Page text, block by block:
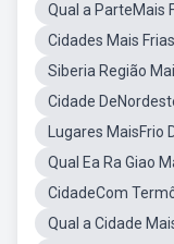
Qual a ParteMais
Cidades Mais
Siberia Região
Cidade
Lugares MaisFrio
Qual Ea Ra Giao
CidadeCom
Qual a Cidade